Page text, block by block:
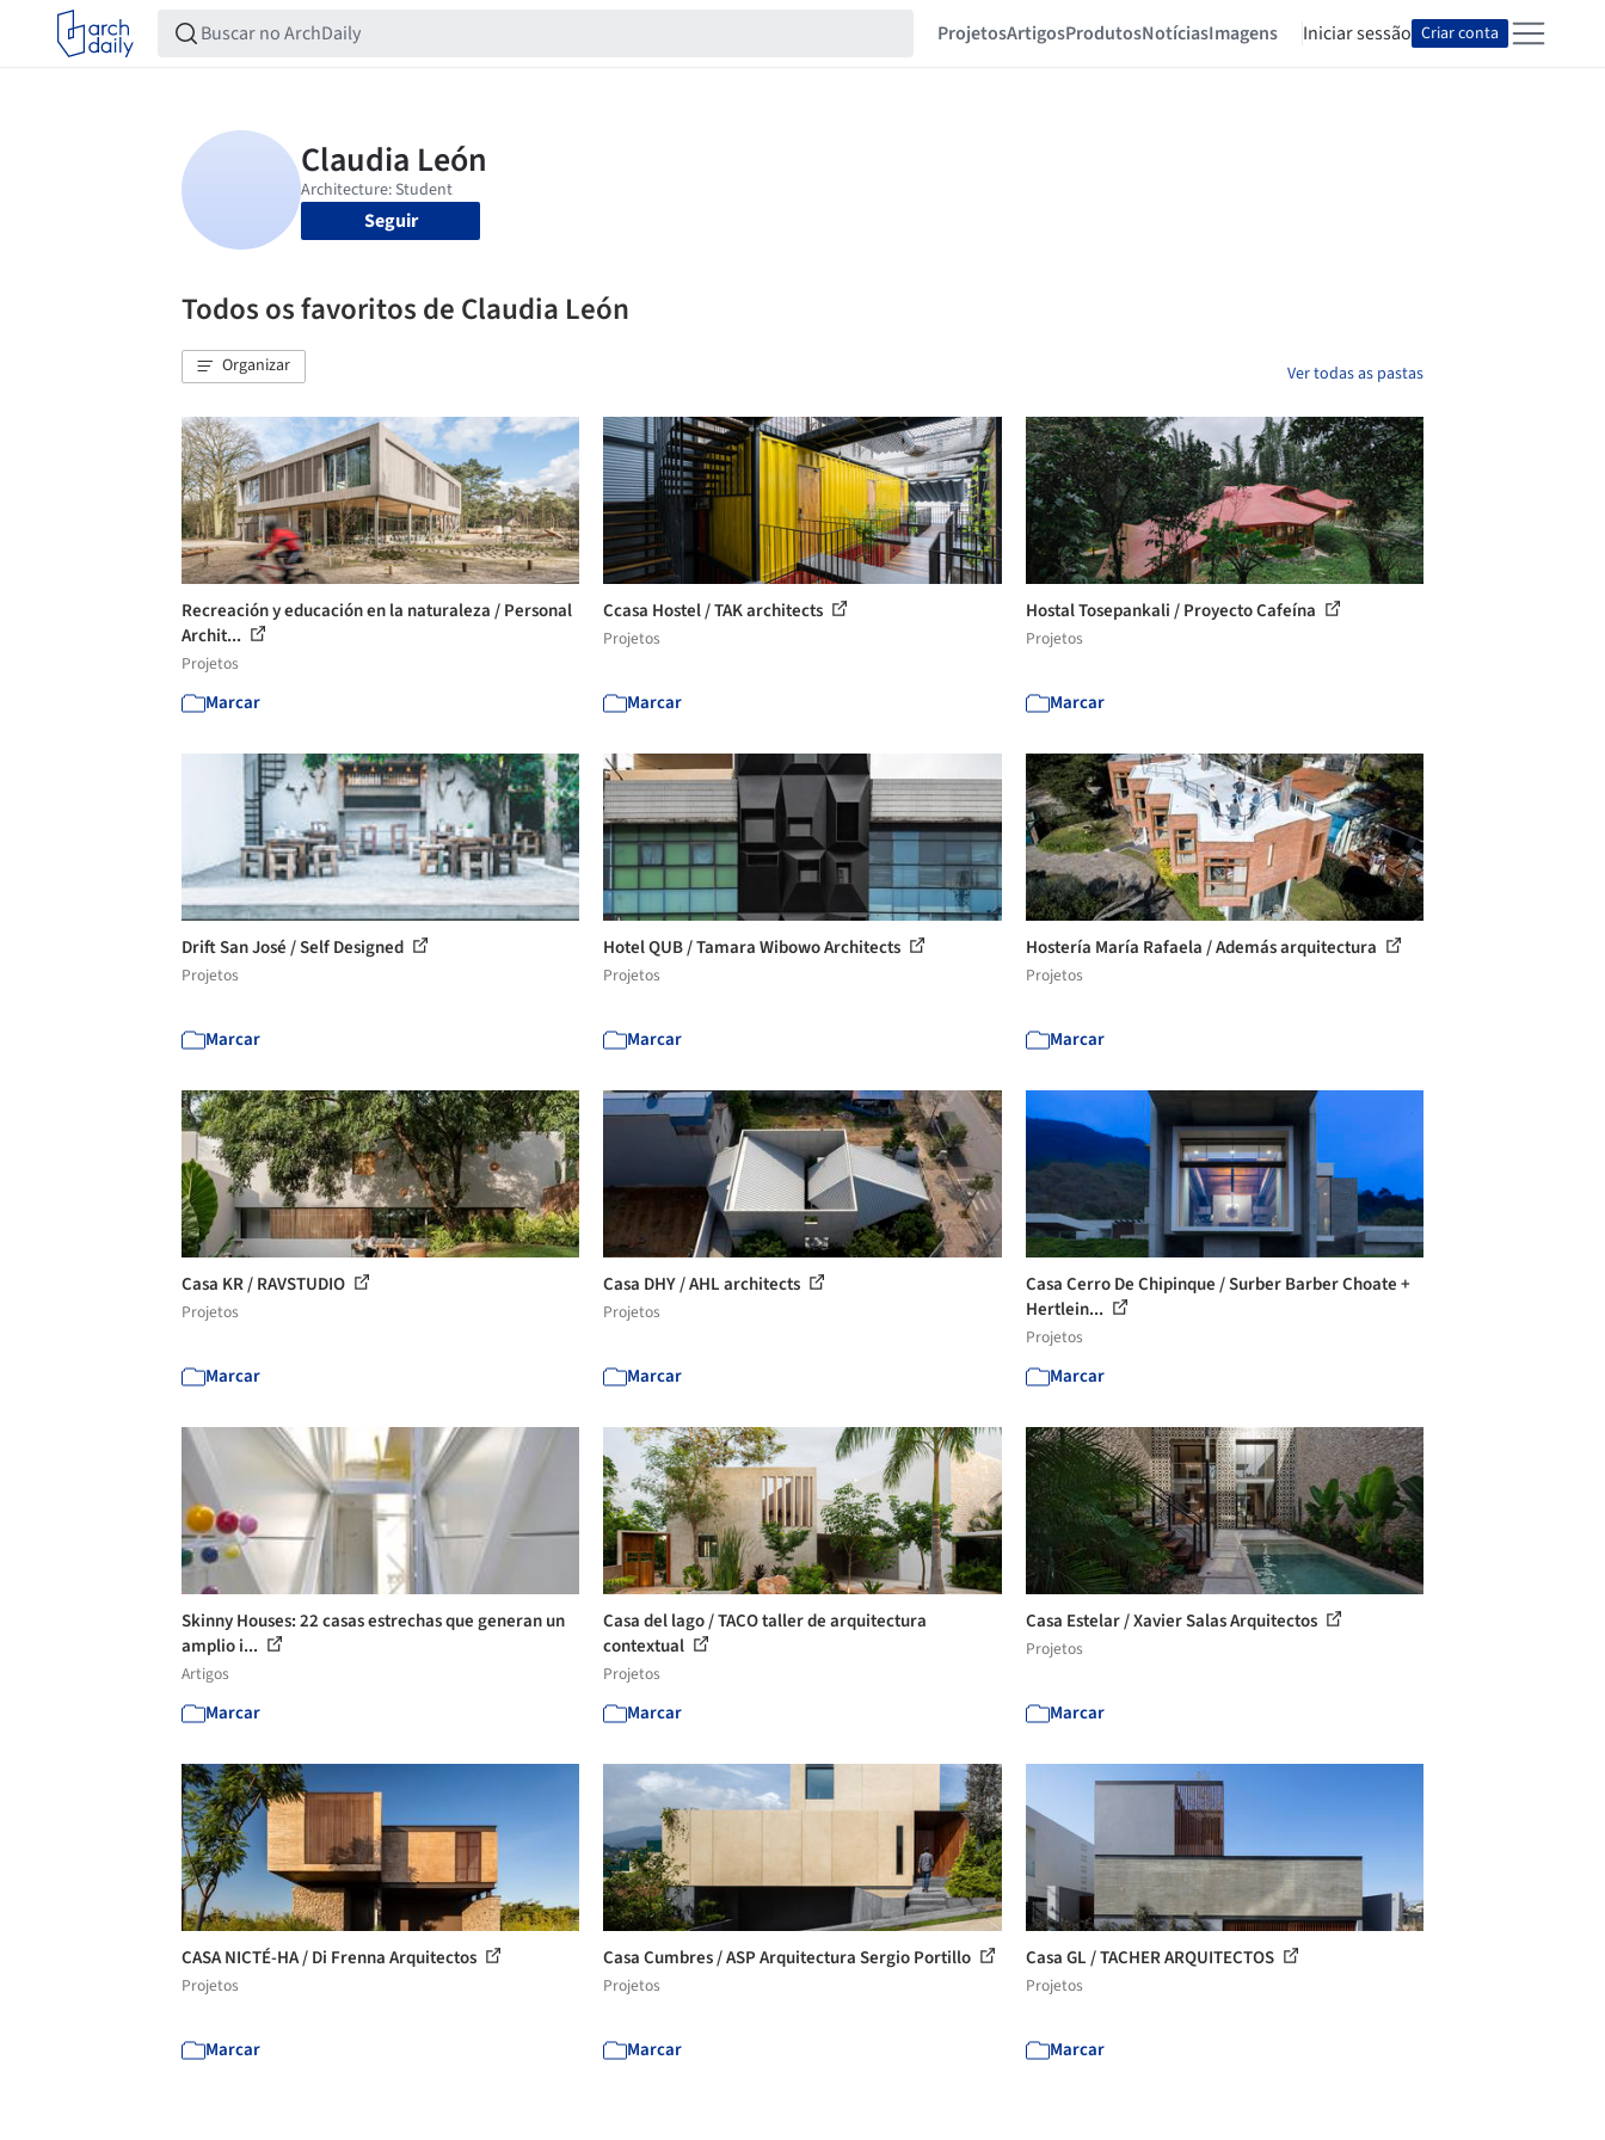
ProjetosArtigosProdutosNotíciasImagens Iniciar sessão Criar conta
Seguir
Todos os favoritos de Claudia León
Organizar Ver todas as pastas
Recreación y educación en la naturaleza / Personal
Archit...
Projetos
Marcar
Ccasa Hostel / TAK architects
Projetos
Marcar
Hostal Tosepankali / Proyecto Cafeína
Projetos
Marcar
Drift San José / Self Designed
Projetos
Marcar
Hotel QUB / Tamara Wibowo Architects
Projetos
Marcar
Hostería María Rafaela / Además arquitectura
Projetos
Marcar
Casa KR / RAVSTUDIO
Projetos
Marcar
Casa DHY / AHL architects
Projetos
Marcar
Casa Cerro De Chipinque / Surber Barber Choate +
Hertlein...
Projetos
Marcar
Skinny Houses: 22 casas estrechas que generan un
amplio i...
Artigos
Marcar
Casa del lago / TACO taller de arquitectura
contextual
Projetos
Marcar
Casa Estelar / Xavier Salas Arquitectos
Projetos
Marcar
CASA NICTÉ-HA / Di Frenna Arquitectos
Projetos
Marcar
Casa Cumbres / ASP Arquitectura Sergio Portillo
Projetos
Marcar
Casa GL / TACHER ARQUITECTOS
Projetos
Marcar